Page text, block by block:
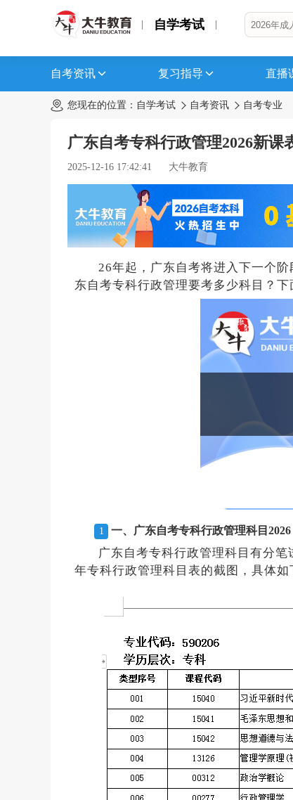
自学考试
自考资讯 复习指导 直播
您现在的位置： 自学考试 自考资讯 自考专业
广东自考专科行政管理2026新课
2025-12-16 17:42:41 大牛教育
26年起，广东自考将进入下一个
东自考专科行政管理要考多少科目？下
1 一、广东自考专科行政管理科目2026
广东自考专科行政管理科目有分
年专科行政管理科目表的截图，具体如